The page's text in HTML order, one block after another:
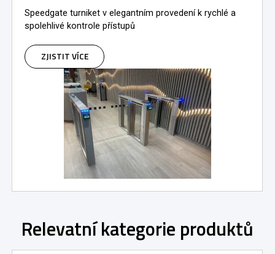
Speedgate turniket v elegantním provedení k rychlé a
spolehlivé kontrole přístupů
ZJISTIT VÍCE
Relevatní kategorie produktů